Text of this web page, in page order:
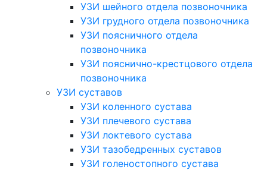
УЗИ шейного отдела позвоночника
УЗИ грудного отдела позвоночника
УЗИ поясничного отдела
позвоночника
УЗИ пояснично-крестцового отдела
позвоночника
УЗИ суставов
УЗИ коленного сустава
УЗИ плечевого сустава
УЗИ локтевого сустава
УЗИ тазобедренных суставов
УЗИ голеностопного сустава